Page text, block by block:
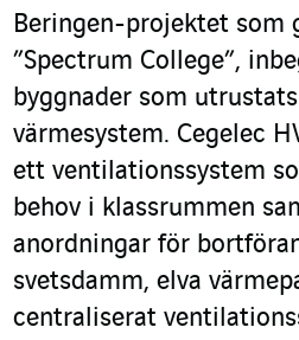
Beringen-projektet som
”Spectrum College”,
byggnader som
värmesystem. Cegelec
ett ventilationssystem
behov i klassrummen
anordningar för
svetsdamm, elva
centraliserat